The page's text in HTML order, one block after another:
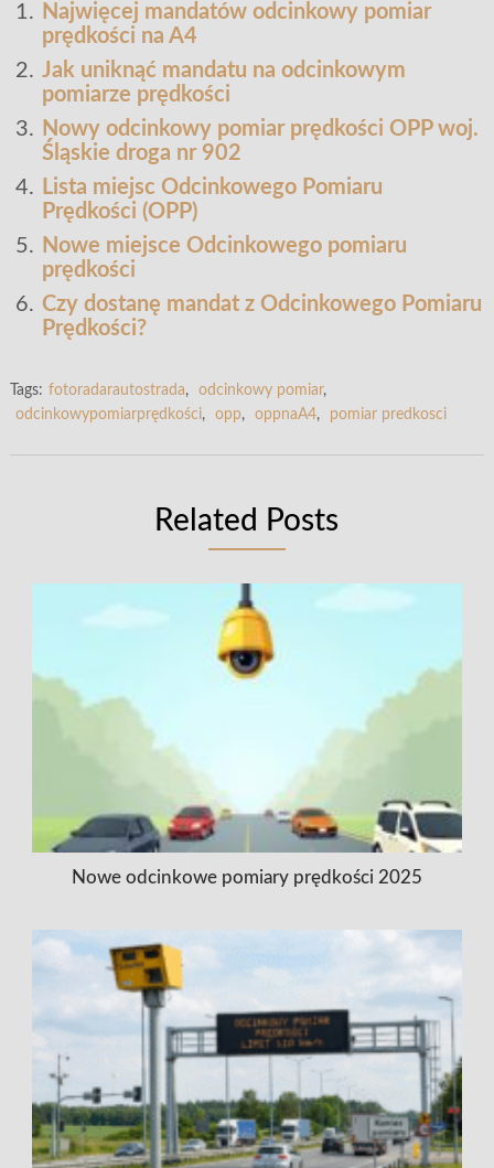
Najwięcej mandatów odcinkowy pomiar
prędkości na A4
Jak uniknąć mandatu na odcinkowym
pomiarze prędkości
Nowy odcinkowy pomiar prędkości OPP woj.
Śląskie droga nr 902
Lista miejsc Odcinkowego Pomiaru
Prędkości (OPP)
Nowe miejsce Odcinkowego pomiaru
prędkości
Czy dostanę mandat z Odcinkowego Pomiaru
Prędkości?
Tags: fotoradarautostrada, odcinkowy pomiar,
odcinkowypomiarprędkości, opp, oppnaA4, pomiar predkosci
Related Posts
Nowe odcinkowe pomiary prędkości 2025